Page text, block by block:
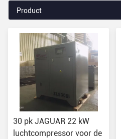
Product
30 pk JAGUAR 22 kW
luchtcompressor voor de